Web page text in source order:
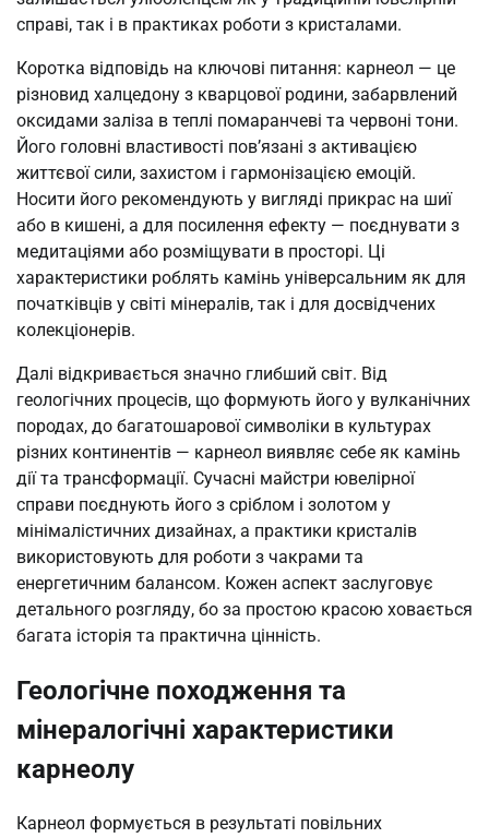
справі, так і в практиках роботи з кристалами.
Коротка відповідь на ключові питання: карнеол — це
різновид халцедону з кварцової родини, забарвлений
оксидами заліза в теплі помаранчеві та червоні тони.
Його головні властивості пов’язані з активацією
життєвої сили, захистом і гармонізацією емоцій.
Носити його рекомендують у вигляді прикрас на шиї
або в кишені, а для посилення ефекту — поєднувати з
медитаціями або розміщувати в просторі. Ці
характеристики роблять камінь універсальним як для
початківців у світі мінералів, так і для досвідчених
колекціонерів.
Далі відкривається значно глибший світ. Від
геологічних процесів, що формують його у вулканічних
породах, до багатошарової символіки в культурах
різних континентів — карнеол виявляє себе як камінь
дії та трансформації. Сучасні майстри ювелірної
справи поєднують його з сріблом і золотом у
мінімалістичних дизайнах, а практики кристалів
використовують для роботи з чакрами та
енергетичним балансом. Кожен аспект заслуговує
детального розгляду, бо за простою красою ховається
багата історія та практична цінність.
Геологічне походження та
мінералогічні характеристики
карнеолу
Карнеол формується в результаті повільних